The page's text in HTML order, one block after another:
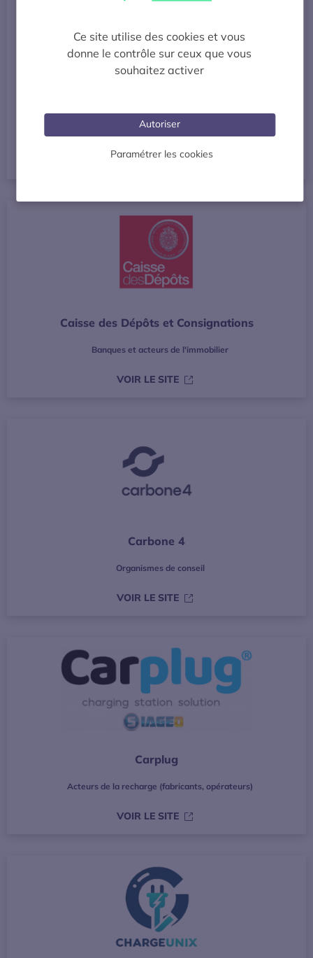
Ce site utilise des cookies et vous
donne le contrôle sur ceux que vous
souhaitez activer
Autoriser
Paramétrer les cookies
VOIR LE SITE S’OUVRE DANS UNE
Caisse des Dépôts et Consignations
Banques et acteurs de l'immobilier
VOIR LE SITES’OUVRE DANS UNE
Carbone 4
Organismes de conseil
VOIR LE SITES’OUVRE DANS UNE
Carplug
Acteurs de la recharge (fabricants, opérateurs)
VOIR LE SITES’OUVRE DANS UNE